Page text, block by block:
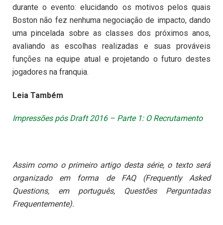
durante o evento: elucidando os motivos pelos quais
Boston não fez nenhuma negociação de impacto, dando
uma pincelada sobre as classes dos próximos anos,
avaliando as escolhas realizadas e suas prováveis
funções na equipe atual e projetando o futuro destes
jogadores na franquia.
Leia Também
Impressões pós Draft 2016 – Parte 1: O Recrutamento
Assim como o primeiro artigo desta série, o texto será
organizado em forma de FAQ (Frequently Asked
Questions, em português, Questões Perguntadas
Frequentemente).